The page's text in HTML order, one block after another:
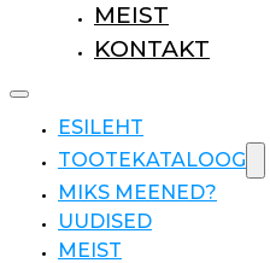
MEIST
KONTAKT
ESILEHT
TOOTEKATALOOG
MIKS MEENED?
UUDISED
MEIST